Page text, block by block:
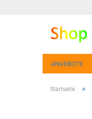
ANGEBOTE
Startseite »